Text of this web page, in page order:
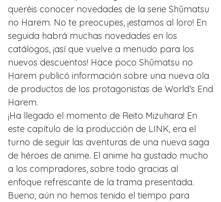
queréis conocer novedades de la serie Shūmatsu
no Harem. No te preocupes, ¡estamos al loro! En
seguida habrá muchas novedades en los
catálogos, ¡así que vuelve a menudo para los
nuevos descuentos! Hace poco Shūmatsu no
Harem publicó información sobre una nueva ola
de productos de los protagonistas de World’s End
Harem.
¡Ha llegado el momento de Reito Mizuhara! En
este capítulo de la producción de LINK, era el
turno de seguir las aventuras de una nueva saga
de héroes de anime. El anime ha gustado mucho
a los compradores, sobre todo gracias al
enfoque refrescante de la trama presentada.
Bueno, aún no hemos tenido el tiempo para